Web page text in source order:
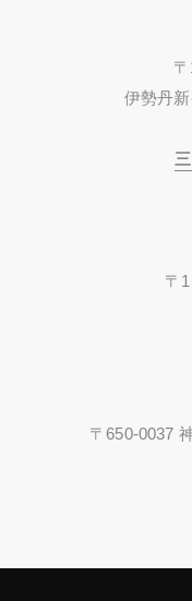
伊勢丹
〒
〒650-0037